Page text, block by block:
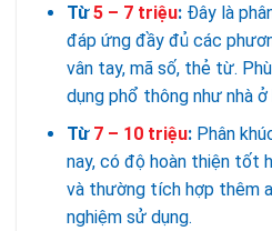
Từ5 – 7 triệu: Đây là
đáp ứng đầy đủ các
vân tay, mã số, thẻ từ.
dụng phổ thông như nhà ở
Từ 7 – 10 triệu: Phân
nay, có độ hoàn thiện tốt
và thường tích hợp thêm
nghiệm sử dụng.